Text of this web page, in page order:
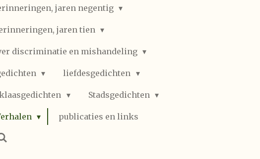
jaren negentig
jaren tien
discriminatie en mishandeling
liefdesgedichten
Stadsgedichten
publicaties en links